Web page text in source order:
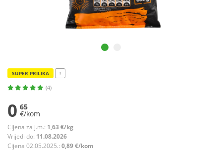
SUPER PRILIKA !
(4)
0 65
€/kom
Cijena za j.m.: 1,63 €/kg
Vrijedi do: 11.08.2026
Cijena 02.05.2025.: 0,89 €/kom